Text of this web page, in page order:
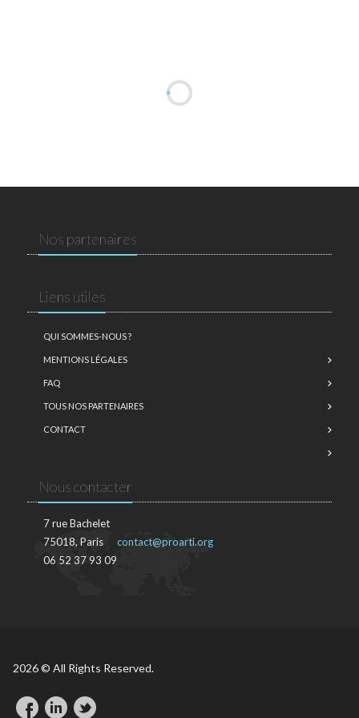
Nos partenaires
Liens utiles
QUI SOMMES-NOUS ?
MENTIONS LÉGALES
FAQ
TOUS NOS PARTENAIRES
CONTACT
Nous contacter
7 rue Bachelet
75018, Paris
06 52 37 93 09
contact@proarti.org
2026 © All Rights Reserved.